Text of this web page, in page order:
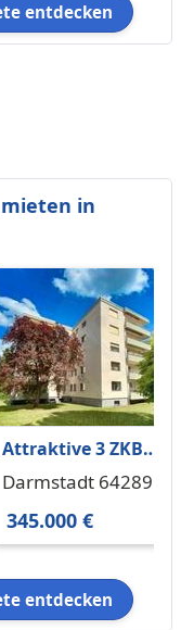
entdecken
in
Attraktive 3 ZKB
Eigentumswohnung
Komponistenviertel
Darmstadt 64289
345.000 €
entdecken